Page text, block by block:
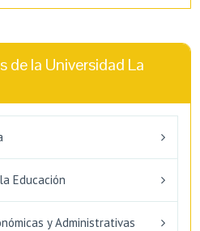
de la Universidad La
Educación
y Administrativas